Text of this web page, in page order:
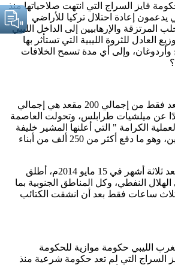
فايز السراج التي انتهت صلاحياتها منذ
يدعمون إعادة احتلال تركيا للأراضي
المرتزقة والإرهابيين إلى الداخل الليبي
طرح التوزيع العادل للثروة الليبية التي تستأثر بها
بتجميد اتفاقيتي السراج وأردوغان، وإلى أي مدة تسمح الخلافات
بدأت الأزمة عندما خسرت جماعة الإخوان الليبية الانتخابات البرلمانية في 25 يونيو 2014م، حيث حصل الإخوان وكل ما يسمى "بأحزاب الإسلام السياسي" على 30 مقعد فقط من إجمالي 200 مقعد هي إجمالي
عن ميلشيات طرابلس، وتحولت العاصمة
الكرامة " التي أعلنها المشير خليفة
حفتر ، وعاش سكان طرابلس منذ ذلك الحين أوقات صعبة نتيجة لصراع الميليشيات على النفوذ والأموال في العاصمة والمنطقة الغربية التي تضم ثلثي السكان الليبيين، وهو ما دفع أكثر من 250 ألف من أبناء
وبدأ ظهور المشير خليفة حفتر في المشهد الليبي في منتصف فبراير 2014م، عندما أعلن تجميد الإعلان الدستوري وحل المؤتمر الوطني العام "السلطة التشريعية" وبعد ثلاثة أشهر في 15 مايو 2014م، أطلق
النفطي، وكل المناطق الجنوبية بما
تضم مطار وميناء بحري في ثلاث ساعات فقط بعد أن انشقت الكتائب
الليبي حكومة موازية للحكومة
" الصخيرات " بالمغرب في 17 ديسمبر 2015م، الذي انبثقت عنه حكومة فايز السراج التي لم تعد حكومة شرعية منذ